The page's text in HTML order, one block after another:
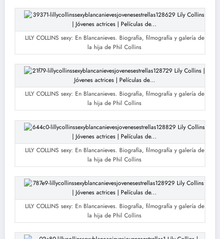
LILY COLLINS sexy: En Blancanieves. Biografía, filmografía y galería de
la hija de Phil Collins
LILY COLLINS sexy: En Blancanieves. Biografía, filmografía y galería de
la hija de Phil Collins
LILY COLLINS sexy: En Blancanieves. Biografía, filmografía y galería de
la hija de Phil Collins
LILY COLLINS sexy: En Blancanieves. Biografía, filmografía y galería de
la hija de Phil Collins